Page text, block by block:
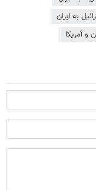
به ایران
و آمریکا